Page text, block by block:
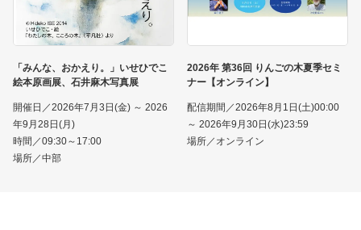
「みんな、おかえり。」いせひでこ
絵本原画展、石井麻木写真展
開催日／2026年7月3日(金) ～ 2026
年9月28日(月)
時間／09:30～17:00
場所／中部
2026年 第36回 りんごの木夏季セミ
ナー【オンライン】
配信期間／2026年8月1日(土)00:00
～ 2026年9月30日(水)23:59
場所／オンライン